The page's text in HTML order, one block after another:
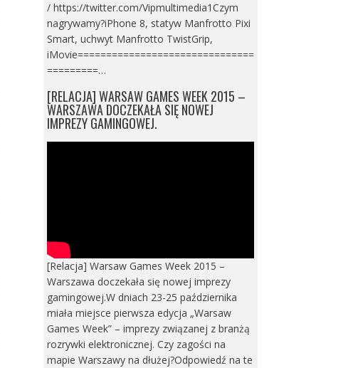
/ https://twitter.com/Vipmultimedia1Czym
nagrywamy?iPhone 8, statyw Manfrotto Pixi
Smart, uchwyt Manfrotto TwistGrip,
iMovie===============================
=========…
[RELACJA] WARSAW GAMES WEEK 2015 –
WARSZAWA DOCZEKAŁA SIĘ NOWEJ
IMPREZY GAMINGOWEJ.
[Relacja] Warsaw Games Week 2015 –
Warszawa doczekała się nowej imprezy
gamingowej.W dniach 23-25 października
miała miejsce pierwsza edycja „Warsaw
Games Week” – imprezy związanej z branżą
rozrywki elektronicznej. Czy zagości na
mapie Warszawy na dłużej?Odpowiedź na te